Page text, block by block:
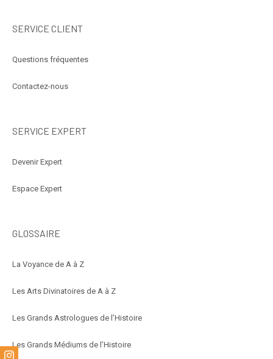
SERVICE CLIENT
Questions fréquentes
Contactez-nous
SERVICE EXPERT
Devenir Expert
Espace Expert
GLOSSAIRE
La Voyance de A à Z
Les Arts Divinatoires de A à Z
Les Grands Astrologues de l’Histoire
Les Grands Médiums de l’Histoire